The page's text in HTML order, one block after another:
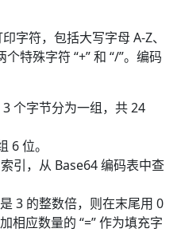
字符，包括大写字母 A-Z、
特殊字符 “+” 和 “/”。编码
个字节分为一组，共 24
6 位。
引，从 Base64 编码表中查
3 的整数倍，则在末尾用 0
相应数量的 “=” 作为填充字